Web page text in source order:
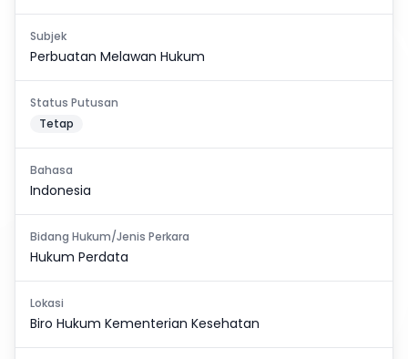
Subjek
Perbuatan Melawan Hukum
Status Putusan
Tetap
Bahasa
Indonesia
Bidang Hukum/Jenis Perkara
Hukum Perdata
Lokasi
Biro Hukum Kementerian Kesehatan